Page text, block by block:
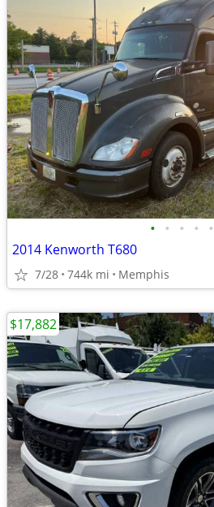
• • • • •
2014 Kenworth T680
7/28 744k mi Memphis
$17,882